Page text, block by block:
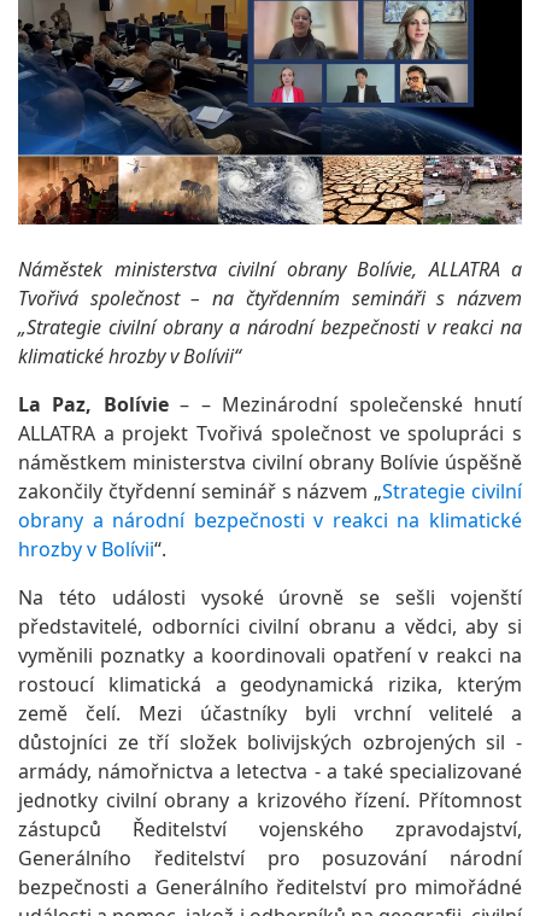
Náměstek ministerstva civilní obrany Bolívie, ALLATRA a
Tvořivá společnost – na čtyřdenním semináři s názvem
„Strategie civilní obrany a národní bezpečnosti v reakci na
klimatické hrozby v Bolívii“
La Paz, Bolívie– – Mezinárodní společenské hnutí
ALLATRA a projekt Tvořivá společnost ve spolupráci s
náměstkem ministerstva civilní obrany Bolívie úspěšně
zakončily čtyřdenní seminář s názvem „Strategie civilní
obrany a národní bezpečnosti v reakci na klimatické
hrozby v Bolívii“.
Na této události vysoké úrovně se sešli vojenští
představitelé, odborníci civilní obranu a vědci, aby si
vyměnili poznatky a koordinovali opatření v reakci na
rostoucí klimatická a geodynamická rizika, kterým
země čelí. Mezi účastníky byli vrchní velitelé a
důstojníci ze tří složek bolivijských ozbrojených sil -
armády, námořnictva a letectva - a také specializované
jednotky civilní obrany a krizového řízení. Přítomnost
zástupců Ředitelství vojenského zpravodajství,
Generálního ředitelství pro posuzování národní
bezpečnosti a Generálního ředitelství pro mimořádné